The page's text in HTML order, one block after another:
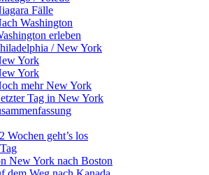
Fälle
Washington
erleben
/ New York
York
York
mehr New York
Tag in New York
Wochen geht’s los
New York nach Boston